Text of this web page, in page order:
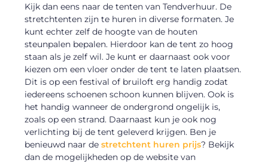
Kijk dan eens naar de tenten van Tendverhuur. De
stretchtenten zijn te huren in diverse formaten. Je
kunt echter zelf de hoogte van de houten
steunpalen bepalen. Hierdoor kan de tent zo hoog
staan als je zelf wil. Je kunt er daarnaast ook voor
kiezen om een vloer onder de tent te laten plaatsen.
Dit is op een festival of bruiloft erg handig zodat
iedereens schoenen schoon kunnen blijven. Ook is
het handig wanneer de ondergrond ongelijk is,
zoals op een strand. Daarnaast kun je ook nog
verlichting bij de tent geleverd krijgen. Ben je
benieuwd naar destretchtent huren prijs? Bekijk
dan de mogelijkheden op de website van